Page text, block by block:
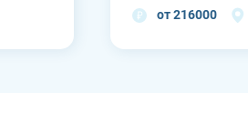
от 216000